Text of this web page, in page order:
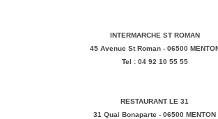
INTERMARCHE ST ROMAN
45 Avenue St Roman - 06500
Tel : 04 92 10 55 55
RESTAURANT LE 31
31 Quai Bonaparte - 06500 MENTON